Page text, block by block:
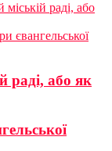
міській раді, або
євангельської
раді, або як